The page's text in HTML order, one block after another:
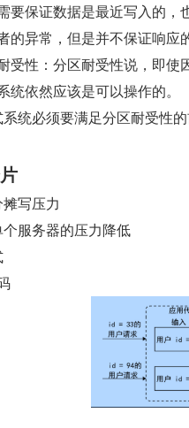
要保证数据是最近写入的，
的异常，但是并不保证响应
受性：分区耐受性说，即使
统依然应该是可以操作的。
统必须要满足分区耐受性
写压力
服务器的压力降低